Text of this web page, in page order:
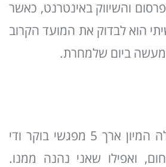
והשיווק באינטרנט, כאשר
הוא לבדוק את המועד הקרוב
ביום שלמחרת.
את האמת? בהתחלה המיון ארך 5 מפגשי בוקר ודי
ואפילו שאני נהנה ממנו.